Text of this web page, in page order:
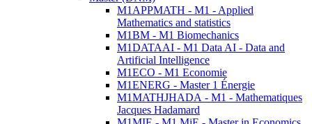
M1APPMATH - M1 - Applied
Mathematics and statistics
M1BM - M1 Biomechanics
M1DATAAI - M1 Data AI - Data and
Artificial Intelligence
M1ECO - M1 Economie
M1ENERG - Master 1 Énergie
M1MATHJHADA - M1 - Mathematiques
Jacques Hadamard